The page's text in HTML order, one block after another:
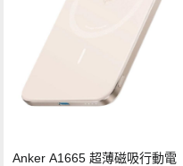
Anker A1665 超薄磁吸行動電